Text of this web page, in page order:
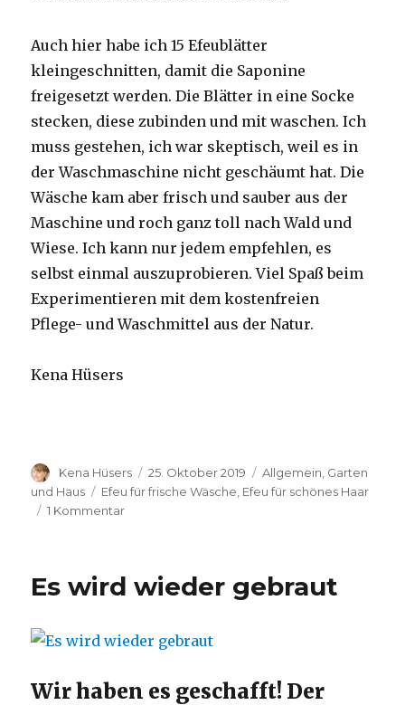
Auch hier habe ich 15 Efeublätter
kleingeschnitten, damit die Saponine
freigesetzt werden. Die Blätter in eine Socke
stecken, diese zubinden und mit waschen. Ich
muss gestehen, ich war skeptisch, weil es in
der Waschmaschine nicht geschäumt hat. Die
Wäsche kam aber frisch und sauber aus der
Maschine und roch ganz toll nach Wald und
Wiese. Ich kann nur jedem empfehlen, es
selbst einmal auszuprobieren. Viel Spaß beim
Experimentieren mit dem kostenfreien
Pflege- und Waschmittel aus der Natur.
Kena Hüsers
Autor
Kena Hüsers
Veröffentlicht
am
25. Oktober 2019 Kategorien
Allgemein Garten
und Haus
Schlagwörter
Efeu für frische Wäsche, Efeu für schönes Haar
1 Kommentarzu
Natur
Es wird wieder gebraut
Wir haben es geschafft! Der